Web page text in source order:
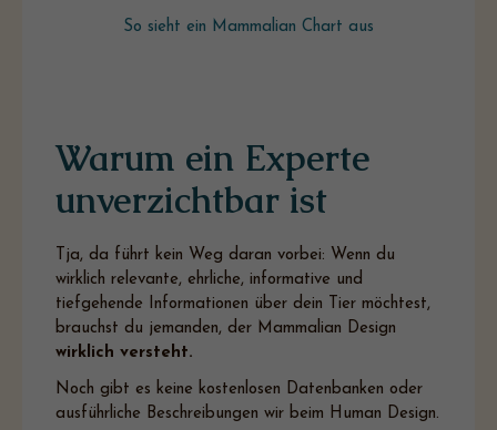
So sieht ein Mammalian Chart aus
Warum ein Experte
unverzichtbar ist
Tja, da führt kein Weg daran vorbei: Wenn du
wirklich relevante, ehrliche, informative und
tiefgehende Informationen über dein Tier möchtest,
brauchst du jemanden, der Mammalian Design
wirklich versteht.
Noch gibt es keine kostenlosen Datenbanken oder
ausführliche Beschreibungen wir beim Human Design.